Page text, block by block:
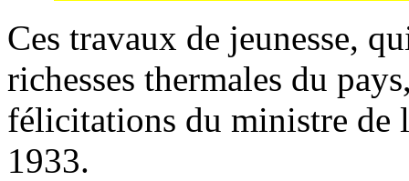
Ces travaux de jeunesse,
richesses thermales du
félicitations du ministre de
1933.